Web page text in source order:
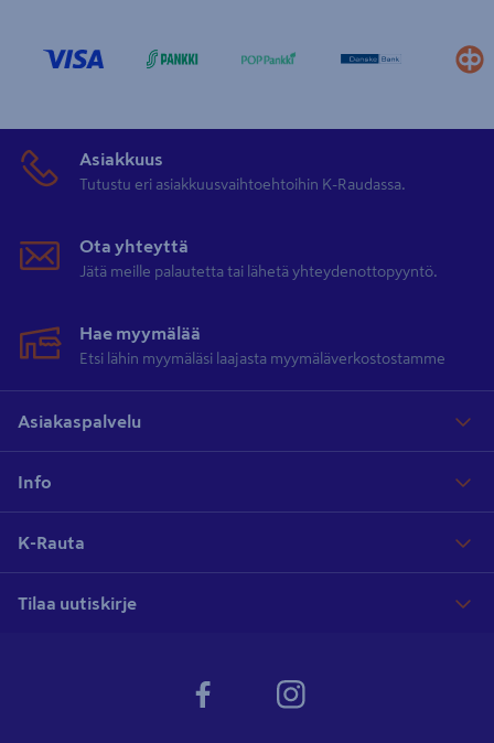
Asiakkuus
Tutustu eri asiakkuusvaihtoehtoihin K-Raudassa.
Ota yhteyttä
Jätä meille palautetta tai lähetä yhteydenottopyyntö.
Hae myymälää
Etsi lähin myymäläsi laajasta myymäläverkostostamme
Asiakaspalvelu
Info
K-Rauta
Tilaa uutiskirje